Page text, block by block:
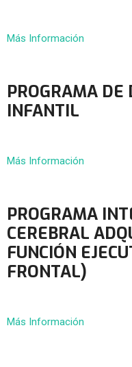
Más Información
PROGRAMA DE
INFANTIL
Más Información
PROGRAMA
CEREBRAL
FUNCIÓN
FRONTAL)
Más Información